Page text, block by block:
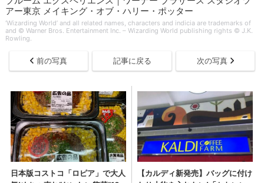
アー東京 メイキング・オブ・ハリー・ポッター
‘Wizarding World’ and all related names, characters and indicia are trademarks of
and © Warner Bros. Entertainment Inc. – Wizarding World publishing rights © J.K.
Rowling.
前の写真 記事に戻る 次の写真